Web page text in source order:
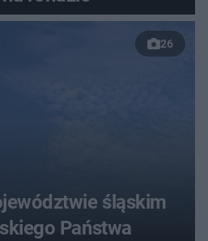
26
śląskim
Państwa